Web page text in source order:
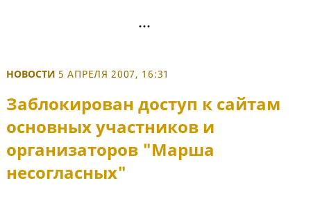
НОВОСТИ 5 АПРЕЛЯ 2007, 16:31
Заблокирован доступ к сайтам
основных участников и
организаторов "Марша
несогласных"